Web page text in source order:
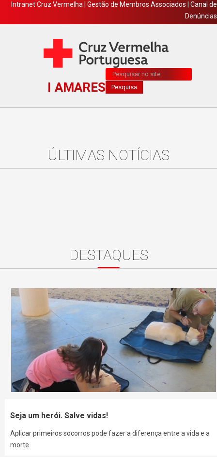
Intranet Cruz Vermelha Gestão de Membros Associados
Canal de
Denúncias
AMARES
Pesquisa...
Pesquisa
ÚLTIMAS NOTÍCIAS
DESTAQUES
Seja um herói. Salve vidas!
Aplicar primeiros socorros pode fazer a diferença entre a vida e a
morte.